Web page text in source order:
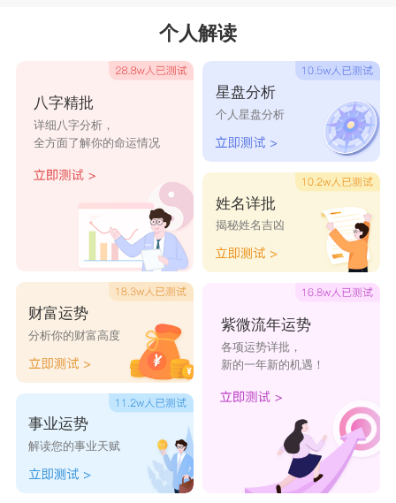
吧
余音未
散
素
泽
几番轮
回
花絮纷
☆飞蝶
成双
沉默骑
士
阳光
洒落满
落英江
南
几许
折梅问
雪
木
夏风如
歌
冷冷的
甜蜜
未若柳
醒着做
梦
你赠佳
期
晗夏
一梦荼
墨舞红
尘
酒酿樱
桃子
旧巷望
雨
无心爱
人
捂耳听
浅笑微
凉
冰清玉
半岛弥
音
个人解读
八字精批
详细八字分析，
全方面了解你的命运情况
财富运势
分析你的财富高度
事业运势
解读您的事业天赋
星盘分析
个人星盘分析
姓名详批
揭秘姓名吉凶
紫微流年运势
各项运势详批，
新的一年新的机遇！